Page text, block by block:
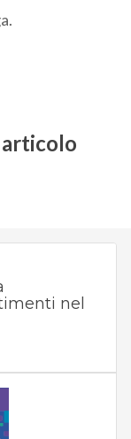
nel